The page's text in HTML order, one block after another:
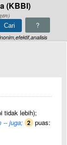
(KBBI)
?
tidak lebih);
-- juga; 2 puas: